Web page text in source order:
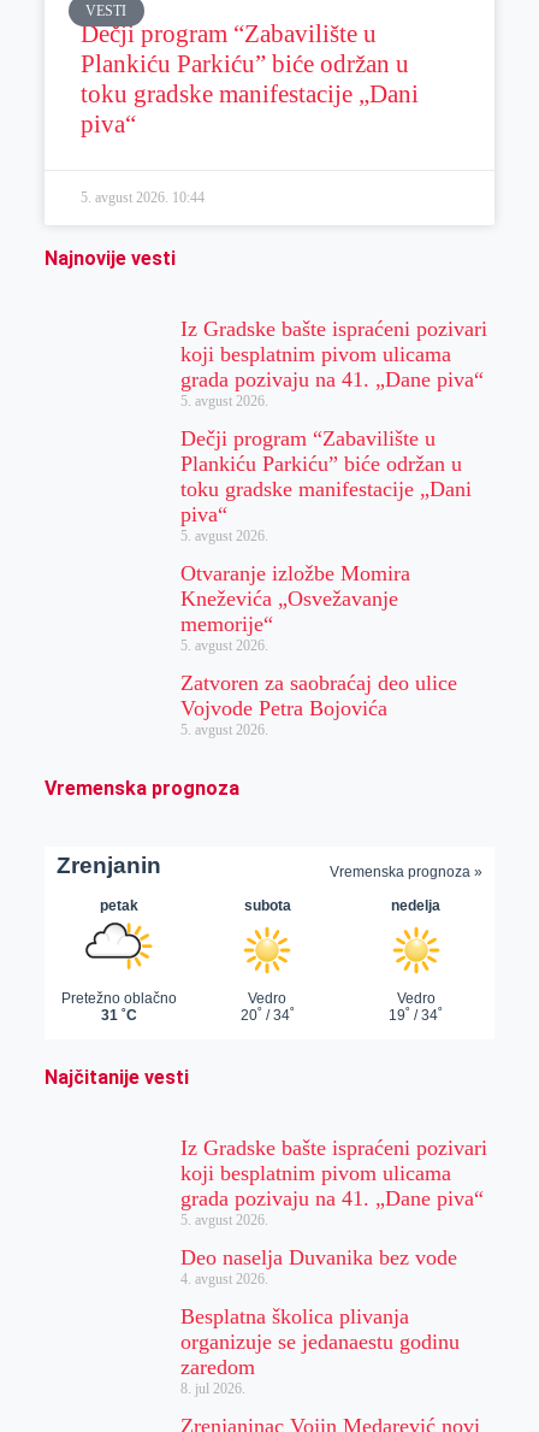
VESTI
Dečji program “Zabavilište u
Plankiću Parkiću” biće održan u
toku gradske manifestacije „Dani
piva“
5. avgust 2026. 10:44
Najnovije vesti
Iz Gradske bašte ispraćeni pozivari
koji besplatnim pivom ulicama
grada pozivaju na 41. „Dane piva“
5. avgust 2026.
Dečji program “Zabavilište u
Plankiću Parkiću” biće održan u
toku gradske manifestacije „Dani
piva“
5. avgust 2026.
Otvaranje izložbe Momira
Kneževića „Osvežavanje
memorije“
5. avgust 2026.
Zatvoren za saobraćaj deo ulice
Vojvode Petra Bojovića
5. avgust 2026.
Vremenska prognoza
Najčitanije vesti
Iz Gradske bašte ispraćeni pozivari
koji besplatnim pivom ulicama
grada pozivaju na 41. „Dane piva“
5. avgust 2026.
Deo naselja Duvanika bez vode
4. avgust 2026.
Besplatna školica plivanja
organizuje se jedanaestu godinu
zaredom
8. jul 2026.
Zrenjaninac Vojin Medarević novi